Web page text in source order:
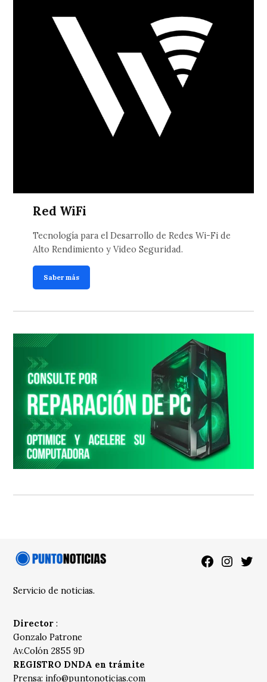
Red WiFi
Tecnología para el Desarrollo de Redes Wi-Fi de
Alto Rendimiento y Video Seguridad.
Saber más
Facebook
Servicio de noticias.
Director :
Gonzalo Patrone
Av.Colón 2855 9D
REGISTRO DNDA en trámite
Prensa: info@puntonoticias.com